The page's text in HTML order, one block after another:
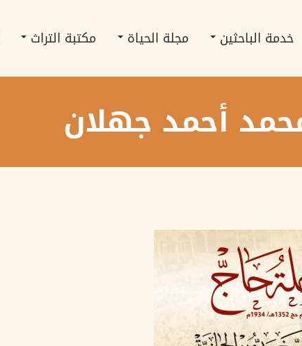
خدمة الباحثين مجلة الحياة مكتبة التراث
أحمد جهلان